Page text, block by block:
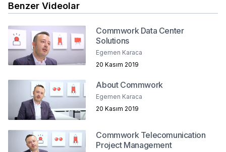
Benzer Videolar
Commwork Data Center
Solutions
Egemen Karaca
20 Kasım 2019
About Commwork
Egemen Karaca
20 Kasım 2019
Commwork Telecomunication
Project Management